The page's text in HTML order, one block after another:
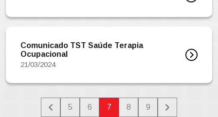
Comunicado TST Saúde Terapia
Ocupacional
21/03/2024
5 6 7 8 9